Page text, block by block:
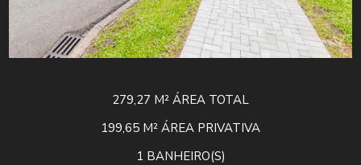
279,27 M² ÁREA TOTAL
199,65 M² ÁREA PRIVATIVA
1 BANHEIRO(S)